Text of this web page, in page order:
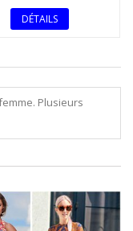
DÉTAILS
Plusieurs